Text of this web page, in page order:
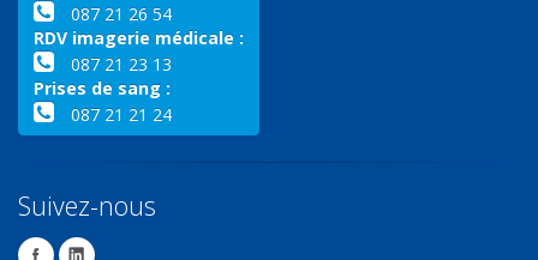
087 21 26 54
RDV imagerie médicale :
087 21 23 13
Prises de sang :
087 21 21 24
Suivez-nous